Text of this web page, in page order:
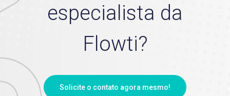
especialista da
Flowti?
Solicite o contato agora mesmo!